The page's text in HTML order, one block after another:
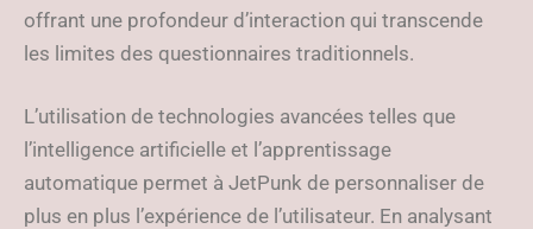
offrant une profondeur d’interaction qui transcende
les limites des questionnaires traditionnels.
L’utilisation de technologies avancées telles que
l’intelligence artificielle et l’apprentissage
automatique permet à JetPunk de personnaliser de
plus en plus l’expérience de l’utilisateur. En analysant